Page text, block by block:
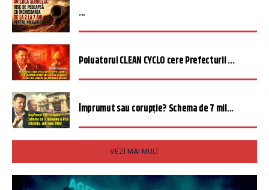
...
Poluatorul CLEAN CYCLO cere Prefecturii ...
Împrumut sau corupție? Schema de 7 mil...
VEZI MAI MULT